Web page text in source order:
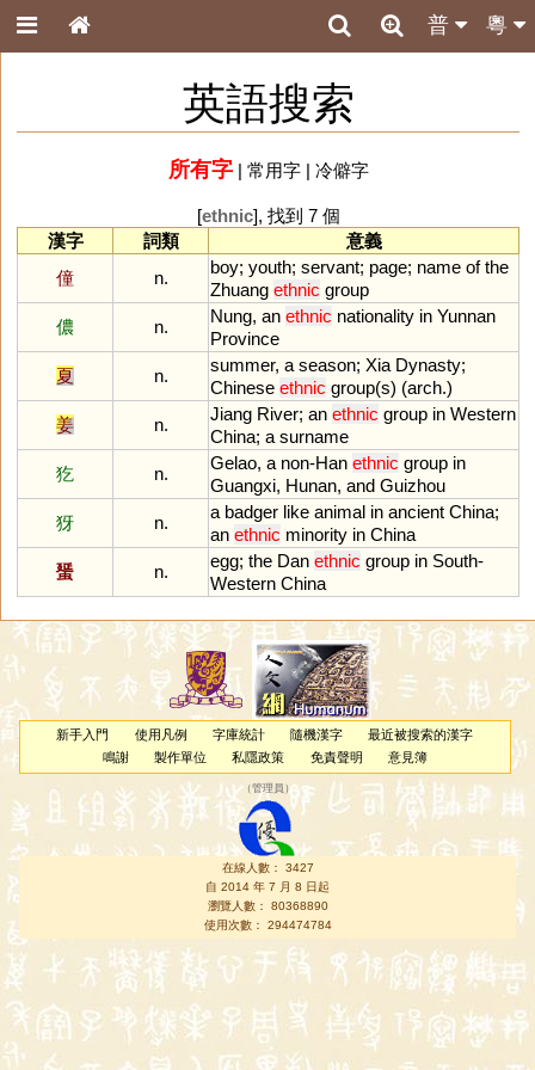
粵
普
英語搜索
所有字| 常用字| 冷僻字
[ethnic], 找到 7 個
漢字
詞類
意義
僮
n.
boy; youth; servant; page; name of the
Zhuang ethnic group
儂
n.
Nung, an ethnic nationality in Yunnan
Province
夏
n.
summer, a season; Xia Dynasty;
Chinese ethnic group(s) (arch.)
姜
n.
Jiang River; an ethnic group in Western
China; a surname
犵
n.
Gelao, a non-Han ethnic group in
Guangxi, Hunan, and Guizhou
犽
n.
a badger like animal in ancient China;
an ethnic minority in China
蜑
n.
egg; the Dan ethnic group in South-
Western China
新手入門 使用凡例 字庫統計 隨機漢字
最近被搜索的漢字
鳴謝
製作單位 私隱政策 免責聲明 意見簿
（管理員 ）
在線人數： 3427
自 2014 年 7 月 8 日起
瀏覽人數： 80368890
使用次數： 294474784